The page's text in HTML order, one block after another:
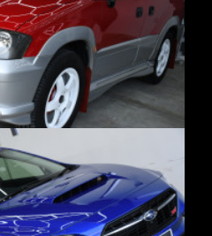
ご入庫いただきました。 全体的
め、徹底した下地処理を実施。複…
最上級グレードの3層セラミックコ
）・ホイールコーティング三菱・